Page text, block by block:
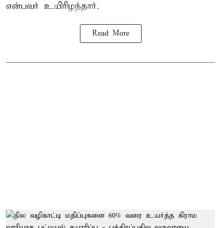
என்பவர் உயிரிழந்தார்.
Read More